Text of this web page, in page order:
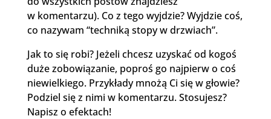
w komentarzu). Co z tego wyjdzie? Wyjdzie coś,
co nazywam “techniką stopy w drzwiach”.
Jak to się robi? Jeżeli chcesz uzyskać od kogoś
duże zobowiązanie, poproś go najpierw o coś
niewielkiego. Przykłady mnożą Ci się w głowie?
Podziel się z nimi w komentarzu. Stosujesz?
Napisz o efektach!